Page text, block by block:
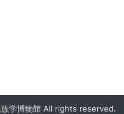
学博物館 All rights reserved.